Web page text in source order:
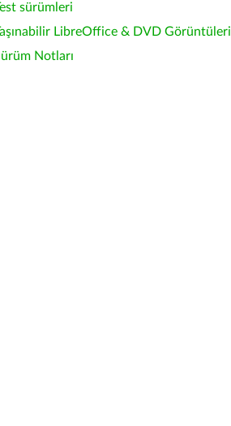
sürümleri
LibreOffice & DVD Görüntüleri
Notları